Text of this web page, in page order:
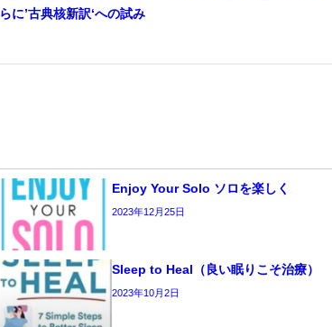
らに’古典核新訳‘への試み
Enjoy Your Solo ソロを楽しく
2023年12月25日
Sleep to Heal（良い眠りこそ治療）
2023年10月2日